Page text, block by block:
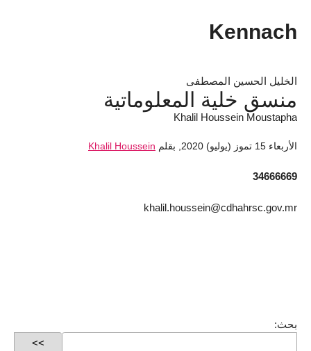
Kennach
الخليل الحسين المصطفى
منسق خلية المعلوماتية
Khalil Houssein Moustapha
الأربعاء 15 تموز (يوليو) 2020 بقلم Khalil Houssein
34666669
khalil.houssein@cdhahrsc.gov.mr
بحث: